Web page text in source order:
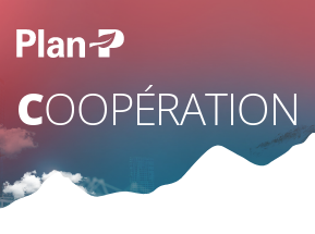
COOPÉRATION